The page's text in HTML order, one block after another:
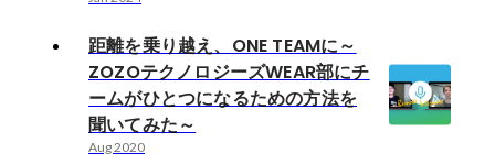
距離を乗り越え、ONE TEAMに～
ZOZOテクノロジーズWEAR部にチ
ームがひとつになるための方法を
聞いてみた～
Aug 2020